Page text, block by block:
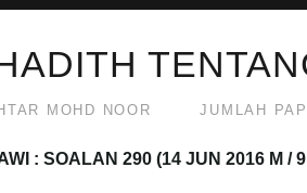
MOHD NOOR JUMLAH
: SOALAN 290 (14 JUN 2016 M /